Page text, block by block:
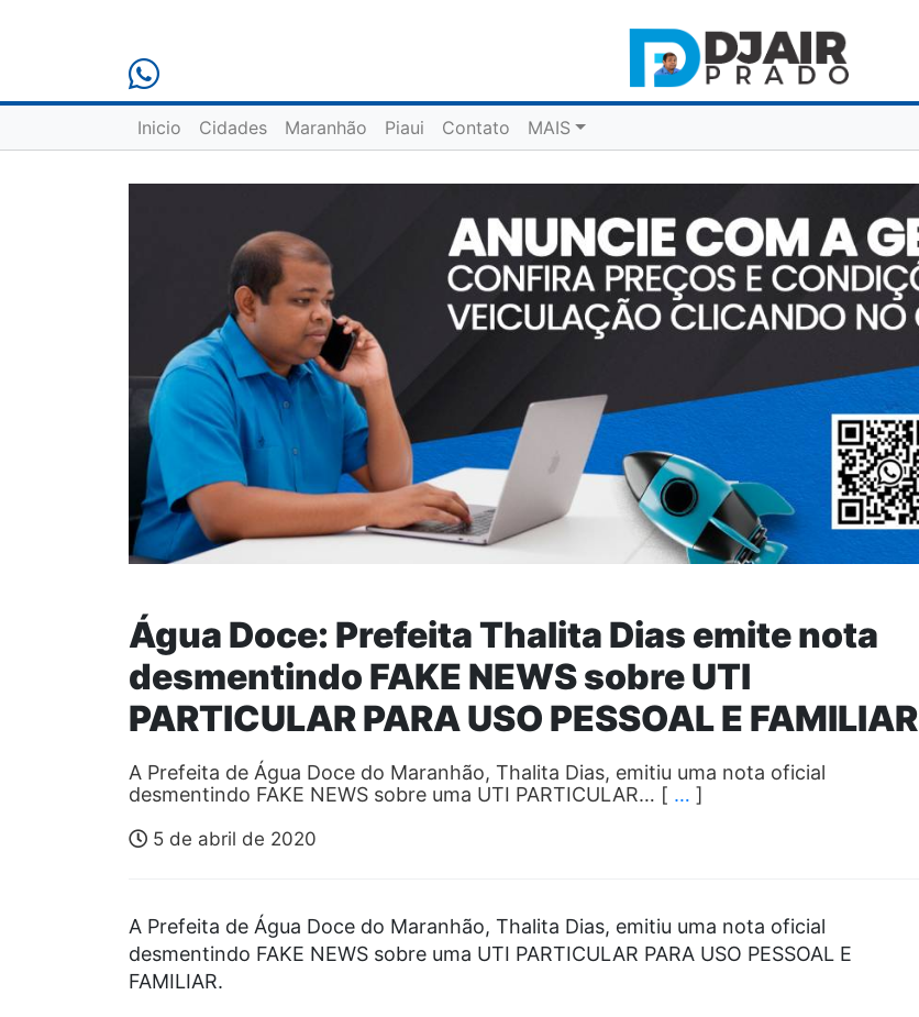
Inicio Cidades Maranhão Piaui Contato MAIS
Água Doce: Prefeita Thalita Dias emite nota
desmentindo FAKE NEWS sobre UTI
PARTICULAR PARA USO PESSOAL E FAMILIAR
A Prefeita de Água Doce do Maranhão, Thalita Dias, emitiu uma nota oficial
desmentindo FAKE NEWS sobre uma UTI PARTICULAR… [ … ]
5 de abril de 2020
A Prefeita de Água Doce do Maranhão, Thalita Dias, emitiu uma nota oficial
desmentindo FAKE NEWS sobre uma UTI PARTICULAR PARA USO PESSOAL E
FAMILIAR.